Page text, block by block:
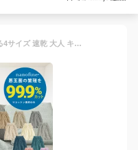
プール タオル ラップタオル 選べる4サイズ 速乾 大人 キッズ メンズ レディース 大きいサイズ プールタオル 巻き巻きタオル 60cm 80cm 100cm 120cm まきまきタオル すぐ乾く マイクロファイバー こども用 海水浴 バスタオル 子供用 スイミング レジャー